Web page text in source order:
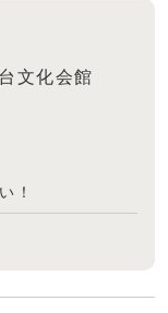
文化会館
！